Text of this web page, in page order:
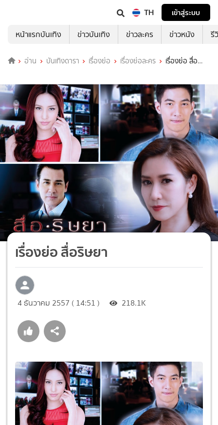
TH
เข้าสู่ระบบ
หน้าแรกบันเทิง
ข่าวบันเทิง ข่าวละคร ข่าวหนัง รี
อ่าน บันเทิงดารา เรื่องย่อ เรื่องย่อละคร
เรื่องย่อ สื่อ
เรื่องย่อ สื่อริษยา
4 ธันวาคม 2557 ( 14:51 ) 218.1K